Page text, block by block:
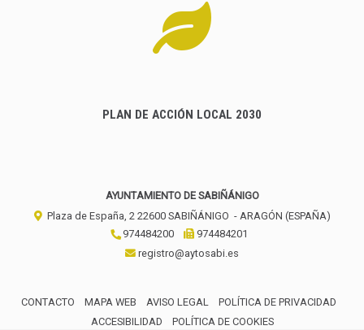
PLAN DE ACCIÓN LOCAL 2030
AYUNTAMIENTO DE SABIÑÁNIGO
Plaza de España, 2 22600 SABIÑÁNIGO - ARAGÓN (ESPAÑA)
974484200
974484201
registro@aytosabi.es
CONTACTO MAPA WEB AVISO LEGAL
POLÍTICA DE PRIVACIDAD
ACCESIBILIDAD
POLÍTICA DE COOKIES